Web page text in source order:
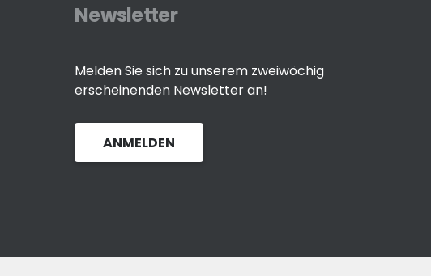
Newsletter
Melden Sie sich zu unserem zweiwöchig
erscheinenden Newsletter an!
ANMELDEN